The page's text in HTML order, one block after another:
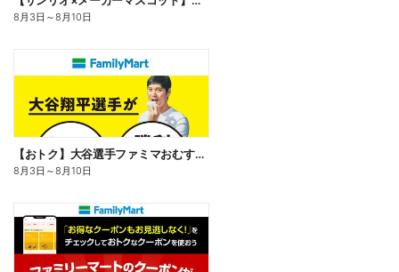
8月3日 ～8月10日
【おトク】大谷選手ファミマおむすび割
8月3日 ～8月10日